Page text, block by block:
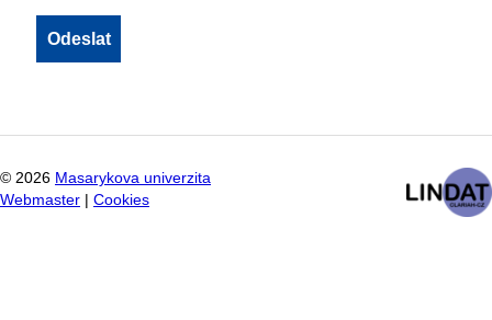
© 2026 Masarykova univerzita
Webmaster
Cookies